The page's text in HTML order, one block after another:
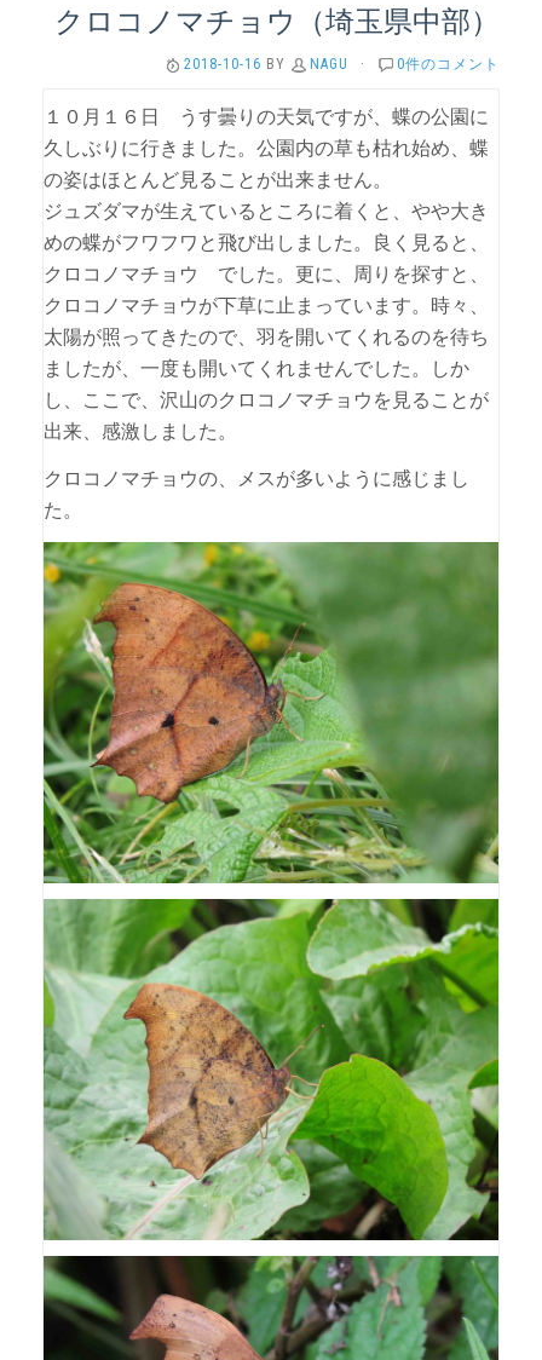
クロコノマチョウ（埼玉県中部）
2018-10-16 BY NAGU · 0件のコメント
１０月１６日 うす曇りの天気ですが、蝶の公園に
久しぶりに行きました。公園内の草も枯れ始め、蝶
の姿はほとんど見ることが出来ません。
ジュズダマが生えているところに着くと、やや大き
めの蝶がフワフワと飛び出しました。良く見ると、
クロコノマチョウ でした。更に、周りを探すと、
クロコノマチョウが下草に止まっています。時々、
太陽が照ってきたので、羽を開いてくれるのを待ち
ましたが、一度も開いてくれませんでした。しか
し、ここで、沢山のクロコノマチョウを見ることが
出来、感激しました。
クロコノマチョウの、メスが多いように感じまし
た。